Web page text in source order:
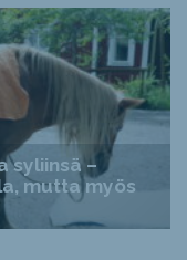
syliinsä –
mutta myös